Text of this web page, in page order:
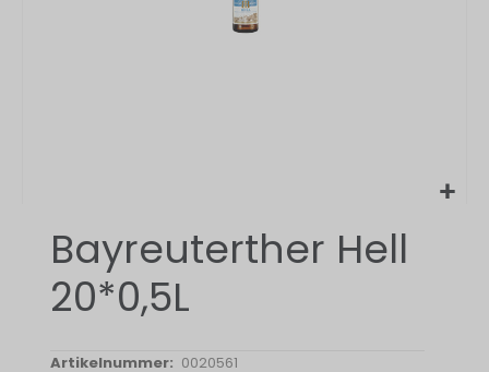
Anfang
Bildergalerie
springen
Bayreuterther Hell
20*0,5L
0020561